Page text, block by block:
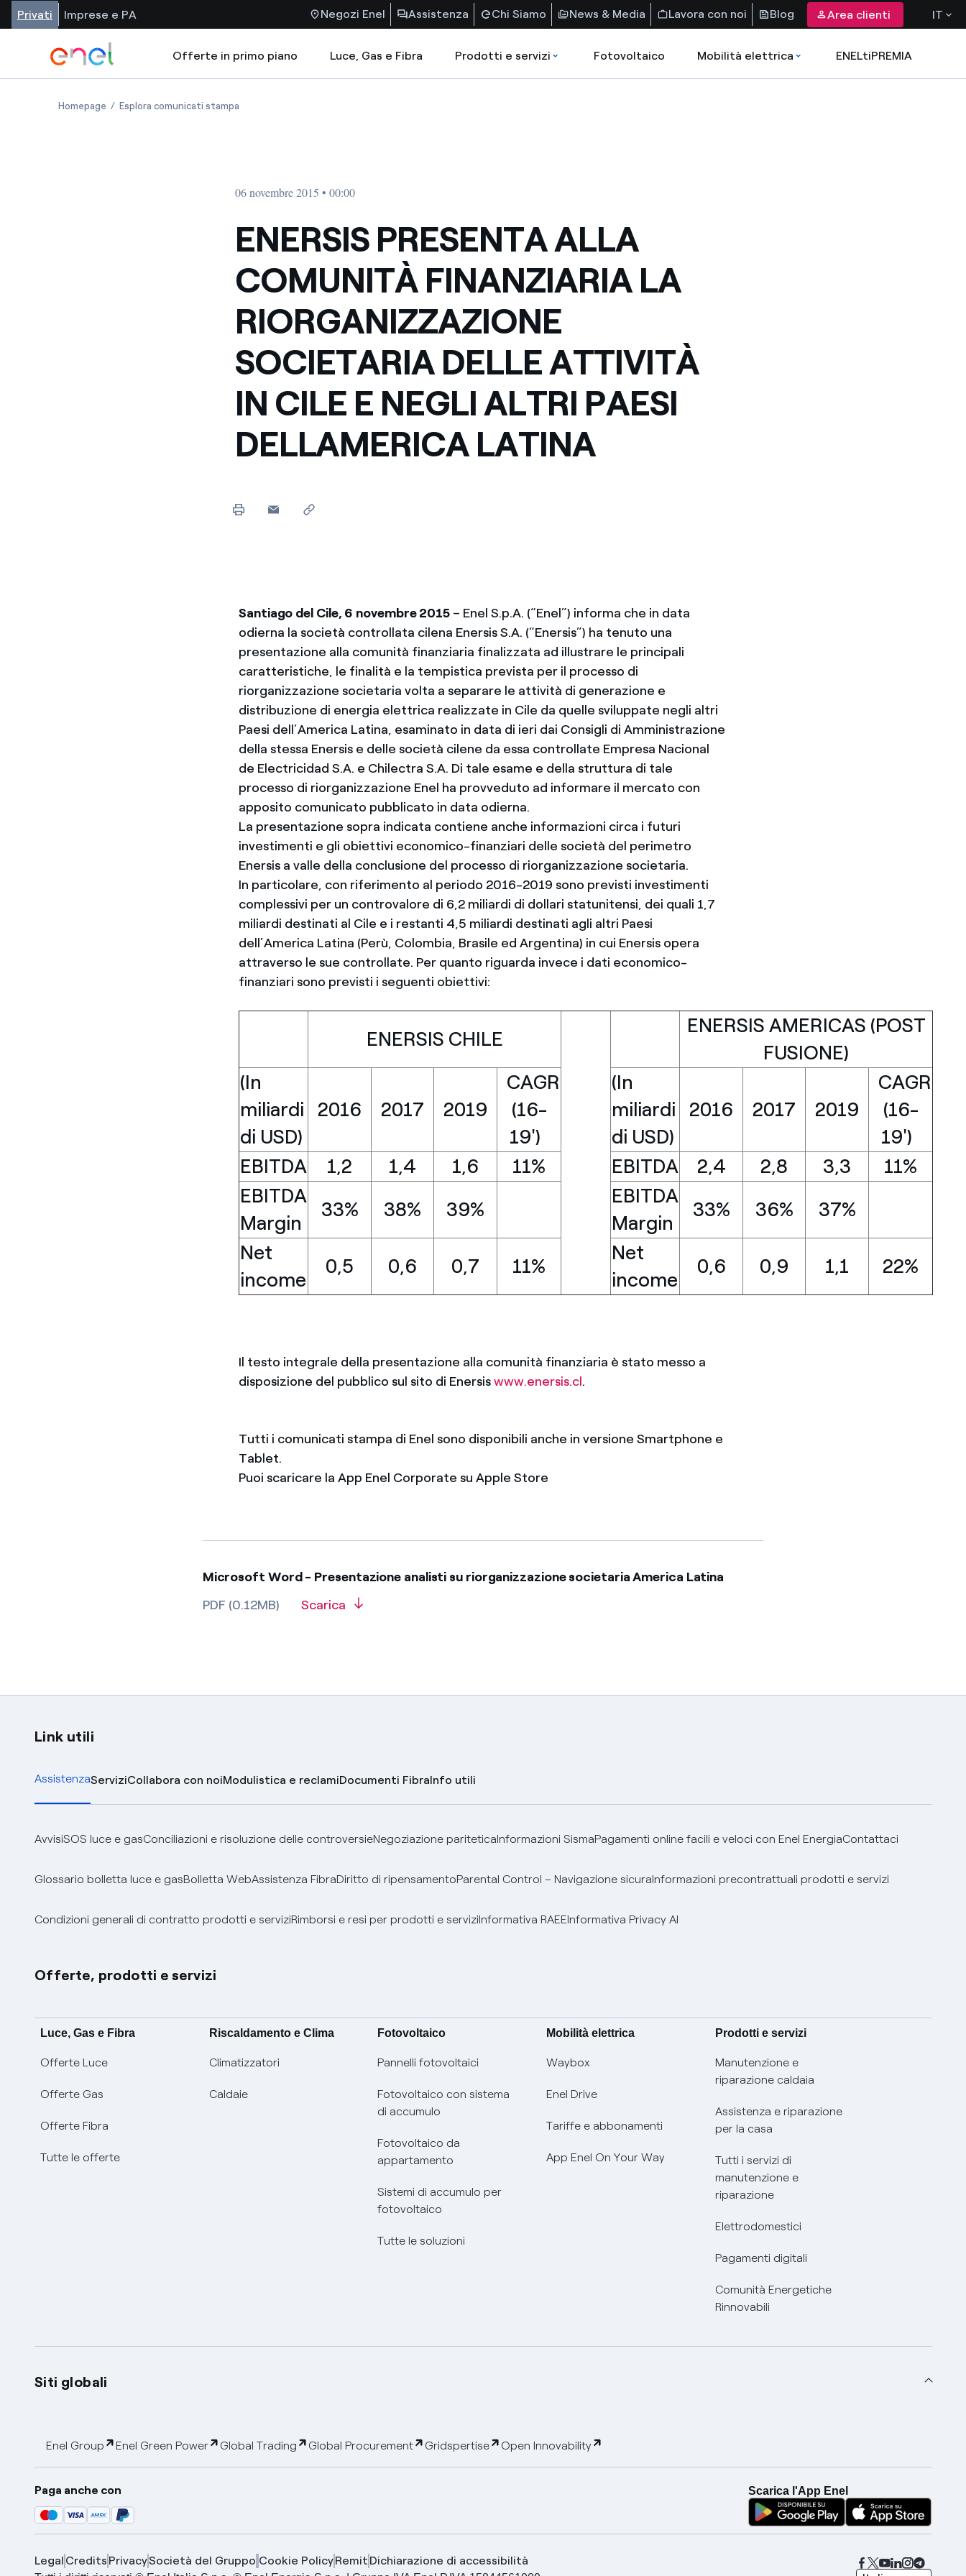
Privati Imprese e PA Negozi Enel Assistenza Chi Siamo News & Media Lavora con noi Blog Area clienti IT
Offerte in primo piano Luce, Gas e Fibra Prodotti e servizi Fotovoltaico Mobilità elettrica ENELtiPREMIA
Homepage Esplora comunicati stampa
06 novembre 2015 • 00:00
ENERSIS PRESENTA ALLA
COMUNITÀ FINANZIARIA LA
RIORGANIZZAZIONE
SOCIETARIA DELLE ATTIVITÀ
IN CILE E NEGLI ALTRI PAESI
DELLAMERICA LATINA
Santiago del Cile, 6 novembre 2015 – Enel S.p.A. (“Enel”) informa che in data
odierna la società controllata cilena Enersis S.A. (“Enersis”) ha tenuto una
presentazione alla comunità finanziaria finalizzata ad illustrare le principali
caratteristiche, le finalità e la tempistica prevista per il processo di
riorganizzazione societaria volta a separare le attività di generazione e
distribuzione di energia elettrica realizzate in Cile da quelle sviluppate negli altri
Paesi dell’America Latina, esaminato in data di ieri dai Consigli di Amministrazione
della stessa Enersis e delle società cilene da essa controllate Empresa Nacional
de Electricidad S.A. e Chilectra S.A. Di tale esame e della struttura di tale
processo di riorganizzazione Enel ha provveduto ad informare il mercato con
apposito comunicato pubblicato in data odierna.
La presentazione sopra indicata contiene anche informazioni circa i futuri
investimenti e gli obiettivi economico-finanziari delle società del perimetro
Enersis a valle della conclusione del processo di riorganizzazione societaria.
In particolare, con riferimento al periodo 2016-2019 sono previsti investimenti
complessivi per un controvalore di 6,2 miliardi di dollari statunitensi, dei quali 1,7
miliardi destinati al Cile e i restanti 4,5 miliardi destinati agli altri Paesi
dell’America Latina (Perù, Colombia, Brasile ed Argentina) in cui Enersis opera
attraverso le sue controllate. Per quanto riguarda invece i dati economico-
finanziari sono previsti i seguenti obiettivi:
ENERSIS CHILE
ENERSIS AMERICAS (POST
FUSIONE)
(In
miliardi
di USD)
2016 2017 2019
CAGR
(16-
19')
(In
miliardi
di USD)
2016 2017 2019
CAGR
(16-
19')
EBITDA
1,2 1,4 1,6 11% EBITDA 2,4 2,8 3,3
11%
EBITDA
Margin
33% 38% 39%
EBITDA
Margin
33% 36%
37%
Net
income
0,5 0,6 0,7 11%
Net
income
0,6 0,9 1,1 22%
Il testo integrale della presentazione alla comunità finanziaria è stato messo a
disposizione del pubblico sul sito di Enersiswww.enersis.cl.
Tutti i comunicati stampa di Enel sono disponibili anche in versione Smartphone e
Tablet.
Puoi scaricare la App Enel Corporate su Apple Store
Microsoft Word - Presentazione analisti su riorganizzazione societaria America Latina
PDF (0.12MB)
Scarica
Link utili
AssistenzaServiziCollabora con noiModulistica e reclamiDocumenti FibraInfo utili
AvvisiSOS luce e gasConciliazioni e risoluzione delle controversieNegoziazione pariteticaInformazioni SismaPagamenti online facili e veloci con Enel EnergiaContattaci
Glossario bolletta luce e gasBolletta WebAssistenza FibraDiritto di ripensamentoParental Control – Navigazione sicuraInformazioni precontrattuali prodotti e servizi
Condizioni generali di contratto prodotti e serviziRimborsi e resi per prodotti e serviziInformativa RAEEInformativa Privacy AI
Offerte, prodotti e servizi
Luce, Gas e Fibra
Offerte Luce
Offerte Gas
Offerte Fibra
Tutte le offerte
Riscaldamento e Clima
Climatizzatori
Caldaie
Fotovoltaico
Pannelli fotovoltaici
Fotovoltaico con sistema
di accumulo
Fotovoltaico da
appartamento
Sistemi di accumulo per
fotovoltaico
Tutte le soluzioni
Mobilità elettrica
Waybox
Enel Drive
Tariffe e abbonamenti
App Enel On Your Way
Prodotti e servizi
Manutenzione e
riparazione caldaia
Assistenza e riparazione
per la casa
Tutti i servizi di
manutenzione e
riparazione
Elettrodomestici
Pagamenti digitali
Comunità Energetiche
Rinnovabili
Siti globali
Enel Group Enel Green Power Global Trading Global Procurement Gridspertise Open Innovability
Paga anche con Scarica l'App Enel
Legal Credits PrivacySocietà del Gruppo Cookie PolicyRemit Dichiarazione di accessibilità